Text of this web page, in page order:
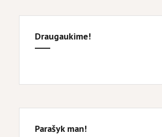
Draugaukime!
Parašyk man!